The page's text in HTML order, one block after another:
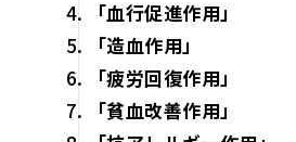
「血行促進作用」
「造血作用」
「疲労回復作用」
「貧血改善作用」